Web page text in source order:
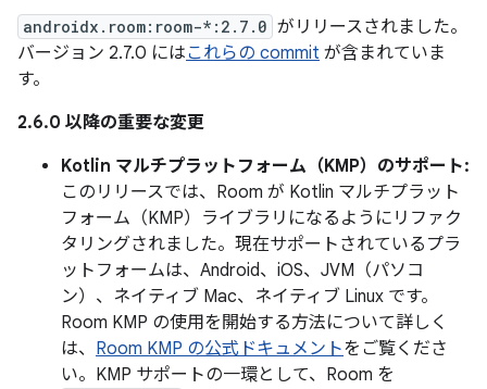
androidx.room:room-*:2.7.0 がリリースされました。
バージョン 2.7.0 にはこれらの commit が含まれていま
す。
2.6.0 以降の重要な変更
Kotlin マルチプラットフォーム（KMP）のサポート:
このリリースでは、Room が Kotlin マルチプラット
フォーム（KMP）ライブラリになるようにリファク
タリングされました。現在サポートされているプラ
ットフォームは、Android、iOS、JVM（パソコ
ン）、ネイティブ Mac、ネイティブ Linux です。
Room KMP の使用を開始する方法について詳しく
は、 Room KMP の公式ドキュメントをご覧くださ
い。KMP サポートの一環として、Room を